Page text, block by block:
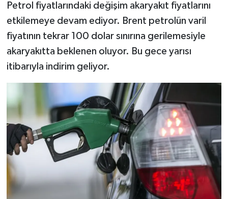
Petrol fiyatlarındaki değişim akaryakıt fiyatlarını
etkilemeye devam ediyor. Brent petrolün varil
fiyatının tekrar 100 dolar sınırına gerilemesiyle
akaryakıtta beklenen oluyor. Bu gece yarısı
itibarıyla indirim geliyor.